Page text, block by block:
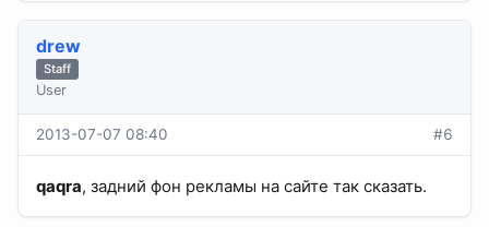
drew
Staff
User
2013-07-07 08:40 #6
qaqra, задний фон рекламы на сайте так сказать.